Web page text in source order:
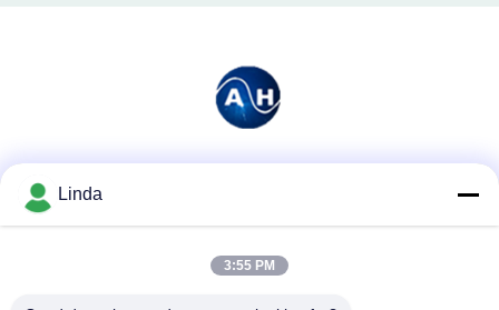
Linda
3:55 PM